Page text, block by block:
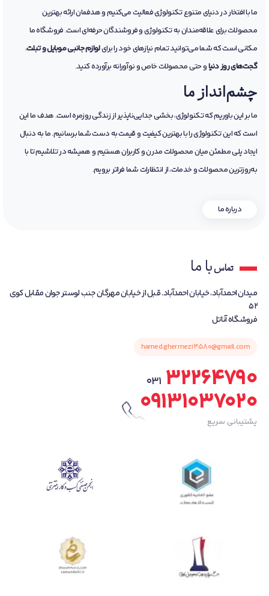
ما با افتخار در دنیای متنوع تکنولوژی فعالیت می‌کنیم و هدفمان ارائه بهترین
محصولات برای علاقه‌مندان به تکنولوژی و فروشندگان حرفه‌ای است. فروشگاه ما
مکانی است که شما می‌توانید تمام نیازهای خود را برایلوازم جانبی موبایل و تبلت،
گجت‌های روز دنیاو حتی محصولات خاص و نوآورانه برآورده کنید.
چشم‌انداز ما
ما بر این باوریم که تکنولوژی، بخشی جدایی‌ناپذیر از زندگی روزمره است. هدف ما این
است که این تکنولوژی را با بهترین کیفیت و قیمت به دست شما برسانیم. ما به دنبال
ایجاد پلی مطمئن میان محصولات مدرن و کاربران هستیم و همیشه در تلاشیم تا با
به‌روزترین محصولات و خدمات، از انتظارات شما فراتر برویم.
درباره ما
تماسبا ما
میدان احمدآباد، خیابان احمدآباد. قبل از خیابان مهرگان جنب لوستر جوان مقابل کوی
52
فروشگاه آناتل
hamed.ghermezi4580@gmail.com
031 32264790
09131037020
پشتیبانی سریع